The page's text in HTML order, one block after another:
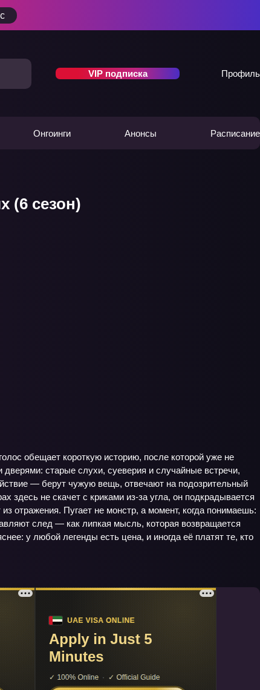
VIP подписка Профиль
Онгоинги Анонсы Расписание
(6 сезон)
обещает короткую историю, после которой уже не
дверями: старые слухи, суеверия и случайные встречи,
— берут чужую вещь, отвечают на подозрительный
здесь не скачет с криками из-за угла, он подкрадывается
отражения. Пугает не монстр, а момент, когда понимаешь:
след — как липкая мысль, которая возвращается
у любой легенды есть цена, и иногда её платят те, кто